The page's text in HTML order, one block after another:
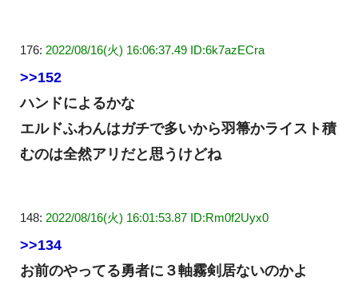
176: 2022/08/16(火) 16:06:37.49 ID:6k7azECra
>>152
ハンドによるかな
エルドふわんはガチで多いから羽箒かライスト積
むのは全然アリだと思うけどね
148: 2022/08/16(火) 16:01:53.87 ID:Rm0f2Uyx0
>>134
お前のやってる勇者に３軸霧剣居ないのかよ